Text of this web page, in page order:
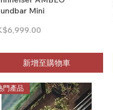
Mini
新增至購物車
門產品